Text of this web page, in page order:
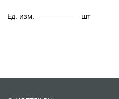
Ед. изм. шт